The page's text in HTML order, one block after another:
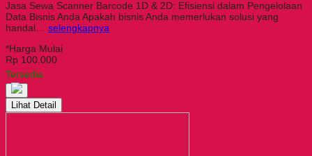
Jasa Sewa Scanner Barcode 1D & 2D: Efisiensi dalam Pengelolaan
Data Bisnis Anda Apakah bisnis Anda memerlukan solusi yang
handal… selengkapnya
*Harga Mulai
Rp 100.000
Tersedia
Lihat Detail